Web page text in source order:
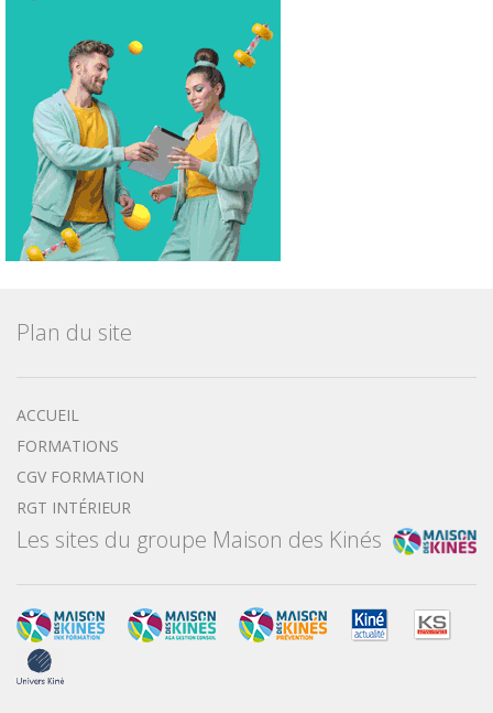
Plan du site
ACCUEIL
FORMATIONS
CGV FORMATION
RGT INTÉRIEUR
Les sites du groupe Maison des Kinés